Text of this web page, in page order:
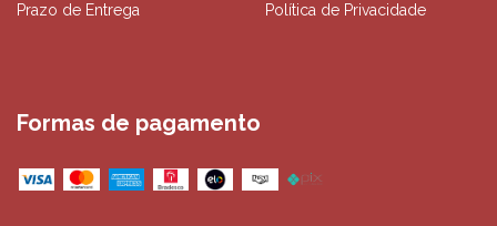
Prazo de Entrega Política de Privacidade
Formas de pagamento